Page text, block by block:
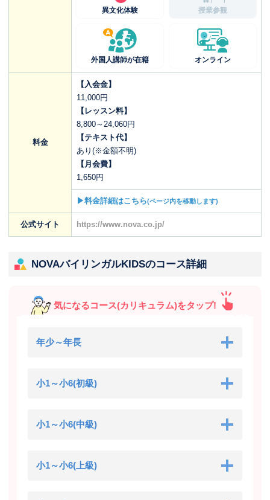
異文化体験 授業参観
外国人講師が在籍 オンライン
料金
【入会金】
11,000円
【レッスン料】
8,800～24,060円
【テキスト代】
あり(※金額不明)
【月会費】
1,650円
▶料金詳細はこちら(ページ内を移動します)
公式サイト https://www.nova.co.jp/
NOVAバイリンガルKIDSのコース詳細
気になるコース(カリキュラム)をタップ!
年少～年長
小1～小6(初級)
小1～小6(中級)
小1～小6(上級)